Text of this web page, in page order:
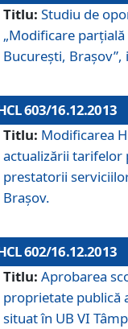
Titlu: Studiu de
„Modificare parţială
Bucureşti, Braşov”,
603/16.12.2013
Titlu: Modificarea
actualizării tarifelor
prestatorii
Braşov.
602/16.12.2013
Titlu: Aprobarea
proprietate publică
situat în UB VI